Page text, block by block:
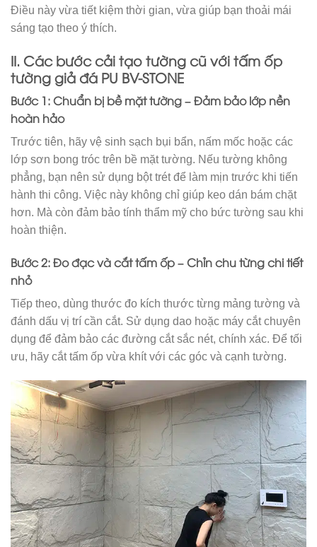
Điều này vừa tiết kiệm thời gian, vừa giúp bạn thoải mái
sáng tạo theo ý thích.
II. Các bước cải tạo tường cũ vớitấm ốp
tường giả đá PU BV-STONE
Bước 1: Chuẩn bị bề mặt tường – Đảm bảo lớp nền
hoàn hảo
Trước tiên, hãy vệ sinh sạch bụi bẩn, nấm mốc hoặc các
lớp sơn bong tróc trên bề mặt tường. Nếu tường không
phẳng, bạn nên sử dụng bột trét để làm mịn trước khi tiến
hành thi công. Việc này không chỉ giúp keo dán bám chặt
hơn. Mà còn đảm bảo tính thẩm mỹ cho bức tường sau khi
hoàn thiện.
Bước 2: Đo đạc và cắt tấm ốp – Chỉn chu từng chi tiết
nhỏ
Tiếp theo, dùng thước đo kích thước từng mảng tường và
đánh dấu vị trí cần cắt. Sử dụng dao hoặc máy cắt chuyên
dụng để đảm bảo các đường cắt sắc nét, chính xác. Để tối
ưu, hãy cắt tấm ốp vừa khít với các góc và cạnh tường.